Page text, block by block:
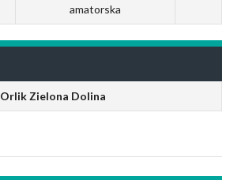
amatorska
Orlik Zielona Dolina